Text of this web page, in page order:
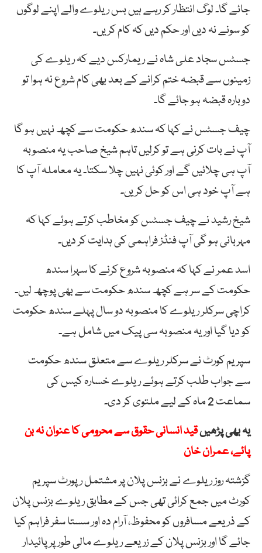
جائے گا۔ لوگ انتظار کر رہے ہیں بس ریلوے والے اپنے لوگوں
کو سونے نہ دیں اور حکم دیں کہ کام کریں۔
جسٹس سجاد علی شاہ نے ریمارکس دیے کہ ریلوے کی
زمینوں سے قبضہ ختم کرانے کے بعد بھی کام شروع نہ ہوا تو
دوبارہ قبضہ ہو جائے گا۔
چیف جسٹس نے کہا کہ سندھ حکومت سے کچھ نہیں ہو گا
آپ نے بات کرنی ہے تو کرلیں تاہم شیخ صاحب یہ منصوبہ
آپ ہی چلائیں گے اور کوئی نہیں چلا سکتا۔ یہ معاملہ آپ کا
ہے آپ خود ہی اس کو حل کریں۔
شیخ رشید نے چیف جسٹس کو مخاطب کرتے ہوئے کہا کہ
مہربانی ہو گی آپ فنڈز فراہمی کی ہدایت کر دیں۔
اسد عمر نے کہا کہ منصوبہ شروع کرنے کا سہرا سندھ
حکومت کے سر ہے کچھ سندھ حکومت سے بھی پوچھ لیں۔
کراچی سرکلر ریلوے کا منصوبہ دو سال پہلے سندھ حکومت
کو دیا گیا اور یہ منصوبہ سی پیک میں شامل ہے۔
سپریم کورٹ نے سرکلر ریلوے سے متعلق سندھ حکومت
سے جواب طلب کرتے ہوئے ریلوے خسارہ کیس کی
سماعت 2 ماہ کے لیے ملتوی کر دی۔
یہ بھی پڑھیںقید انسانی حقوق سے محرومی کا عنوان نہ بن
پائے، عمران خان
گزشتہ روز ریلوے نے بزنس پلان پر مشتمل رپورٹ سپریم
کورٹ میں جمع کرائی تھی جس کے مطابق ریلوے بزنس پلان
کے ذریعے مسافروں کو محفوظ، آرام دہ اور سستا سفر فراہم کیا
جائے گا اور بزنس پلان کے زریعے ریلوے مالی طور پر پائیدار